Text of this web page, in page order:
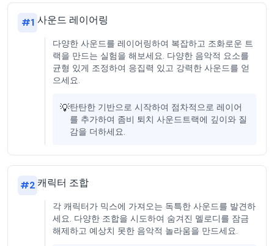
#1 사운드 레이어링
다양한 사운드를 레이어링하여 복잡하고 조화로운 트
랙을 만드는 실험을 해보세요. 다양한 음악적 요소를
균형 있게 조정하여 응집력 있고 강력한 사운드를 얻
으세요.
💡탄탄한 기반으로 시작하여 점차적으로 레이어
를 추가하여 좀비 퇴치 사운드트랙에 깊이와 질
감을 더하세요.
#2 캐릭터 조합
각 캐릭터가 믹스에 가져오는 독특한 사운드를 발견하
세요. 다양한 조합을 시도하여 숨겨진 멜로디를 잠금
해제하고 예상치 못한 음악적 놀라움을 만드세요.